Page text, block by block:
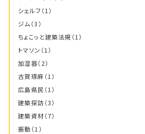
シェルフ （1）
ジム（3）
ちょこっと建築法規 （1）
トマソン （1）
加湿器（2）
古賀琢麻 （1）
広島県民 （1）
建築探訪 （3）
建築資材（7）
振動 （1）